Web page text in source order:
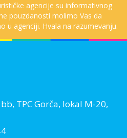
agencije su informativnog
pouzdanosti molimo Vas da
u agenciji. Hvala na razumevanju.
TPC Gorča, lokal M-20,